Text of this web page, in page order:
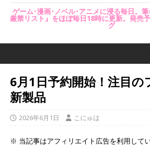
ゲーム･漫画･ノベル･アニメに浸る毎日。
厳禁リスト』をほぼ毎日18時に更新。発売
グ
6月1日予約開始！注目の
新製品
2026年6月1日 こにゅは
※ 当記事はアフィリエイト広告を利用して